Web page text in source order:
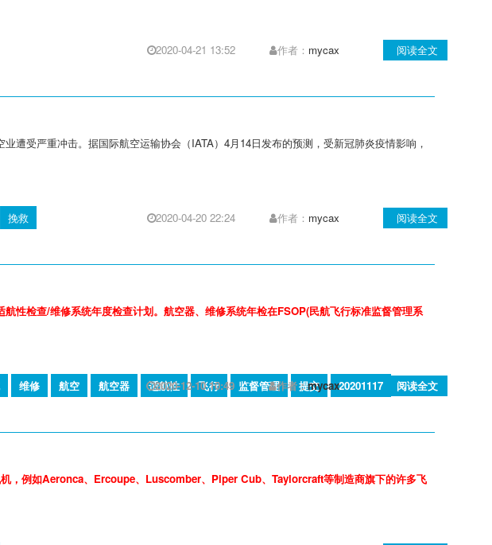
2020-04-21 13:52 作者： mycax 阅读全文
遭受严重冲击。据国际航空运输协会（IATA）4月14日发布的预测，受新冠肺炎疫情影响，
挽救 2020-04-20 22:24 作者： mycax 阅读全文
性检查/维修系统年度检查计划。航空器、维修系统年检在FSOP(民航飞行标准监督管理系
维修 航空 航空器 适航性 飞行 监督管理 提交 20201117
2020-12-10 10:49 作者：mycax 阅读全文
，例如Aeronca、Ercoupe、Luscomber、Piper Cub、Taylorcraft等制造商旗下的许多飞